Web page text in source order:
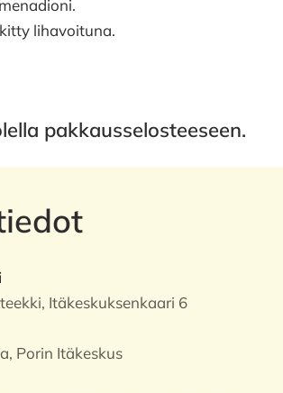
lihavoituna.
pakkausselosteeseen.
Itäkeskuksenkaari 6
Porin Itäkeskus